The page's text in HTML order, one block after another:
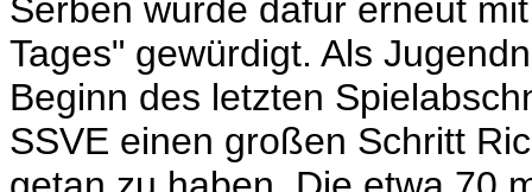
Serben wurde dafür erneut
Tages" gewürdigt. Als
Beginn des letzten
SSVE einen großen Schritt